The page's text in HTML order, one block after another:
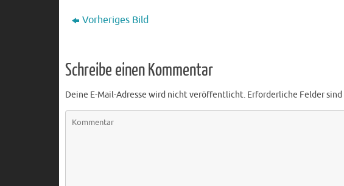
Vorheriges Bild
Schreibe einen Kommentar
Deine E-Mail-Adresse wird nicht veröffentlicht. Erforderliche Felder